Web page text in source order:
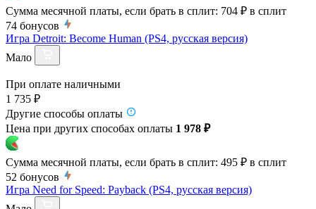
Сумма месячной платы, если брать в сплит: 704 ₽ в сплит
74 бонусов
Игра Detroit: Become Human (PS4, русская версия)
Мало
При оплате наличными
1 735 ₽
Другие способы оплаты
Цена при других способах оплаты 1 978 ₽
Сумма месячной платы, если брать в сплит: 495 ₽ в сплит
52 бонусов
Игра Need for Speed: Payback (PS4, русская версия)